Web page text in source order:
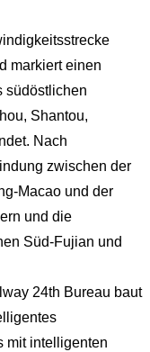
markiert einen
südöstlichen
Shantou,
Nach
zwischen der
Macao und der
und die
Süd-Fujian und
24th Bureau baut
mit intelligenten